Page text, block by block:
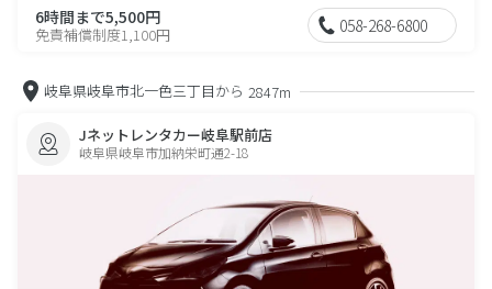
6時間まで5,500円
免責補償制度1,100円 058-268-6800
岐阜県岐阜市北一色三丁目から 2847m
Jネットレンタカー岐阜駅前店
岐阜県岐阜市加納栄町通2-18